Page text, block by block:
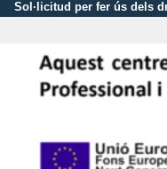
Sol·licitud per fer ús dels